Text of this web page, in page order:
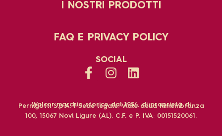
I NOSTRI PRODOTTI
FAQ E PRIVACY POLICY
SOCIAL
Walcor marchio storico dal 1954, di proprietà di
Pernigotti S.p.A. | Sede legale: Viale della Rimembranza
100, 15067 Novi Ligure (AL). C.F. e P. IVA: 00151520061.